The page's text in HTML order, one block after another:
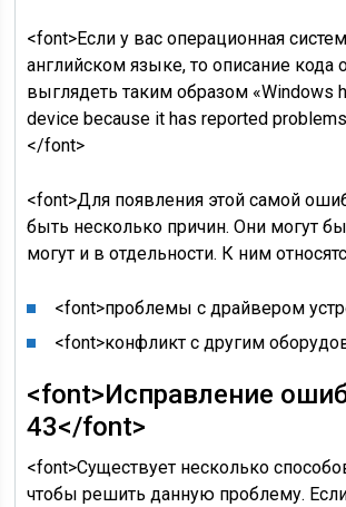
<font>Если у вас операционная
английском языке, то описание кода
выглядеть таким образом «Windows
device because it has reported
</font>
<font>Для появления этой самой
быть несколько причин. Они могут
могут и в отдельности. К ним
<font>проблемы с драйвером
<font>конфликт с другим
<font>Исправление
43</font>
<font>Существует несколько
чтобы решить данную проблему.